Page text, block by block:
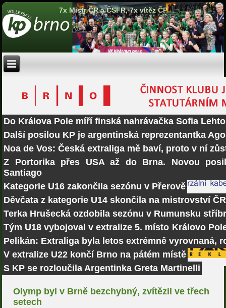
7x Mistr ČR a ČSFR, 7x vítěz ČP
Do Králova Pole míří finská nahrávačka Sofia Lehto
Další posilou KP je argentinská reprezentantka
Noa de Vos: Česká extraliga mě baví, proto v ní
Z Portorika přes USA až do Brna. Novou
Santiago
Kategorie U16 zakončila sezónu v Přerově
Děvčata z kategorie U14 skončila na mistrovství
Terka Hrušecká ozdobila sezónu v Rumunsku
Tým U18 vybojoval v extralize 5. místo Královo
Pelikán: Extraliga byla letos extrémně vyrovnaná,
V extralize U22 končí Brno na pátém místě
S KP se rozloučila Argentinka Greta Martinelli
Olymp byl v Brně bezchybný, zvítězil ve třech
setech